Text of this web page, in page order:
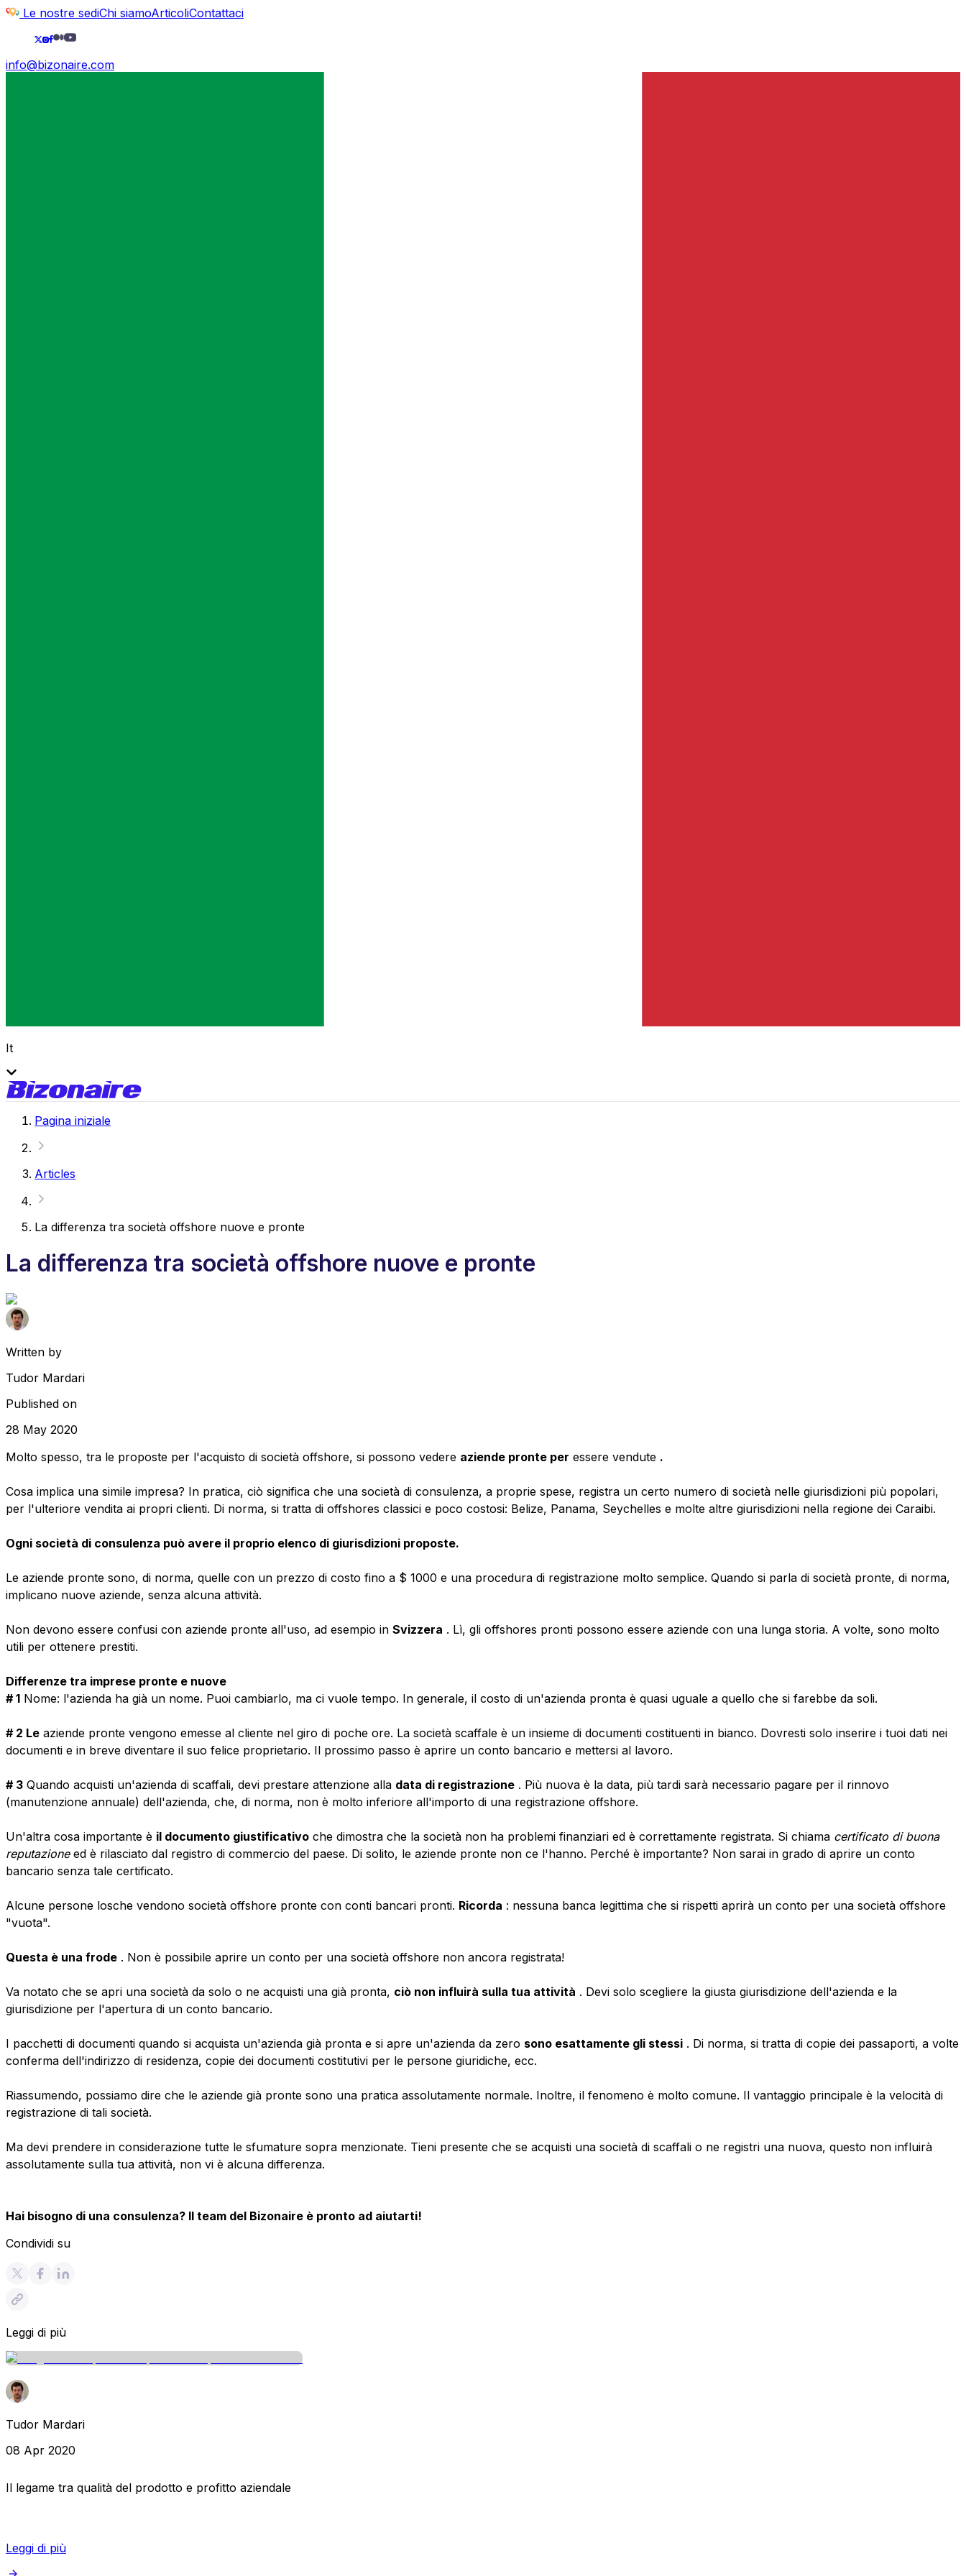
Le nostre sediChi siamoArticoliContattaci
info@bizonaire.com
It
Pagina iniziale
Articles
La differenza tra società offshore nuove e pronte
La differenza tra società offshore nuove e pronte
Written by
Tudor Mardari
Published on
28 May 2020
Molto spesso, tra le proposte per l'acquisto di società offshore, si possono vedere aziende pronte per essere vendute .
Cosa implica una simile impresa? In pratica, ciò significa che una società di consulenza, a proprie spese, registra un certo numero di società nelle giurisdizioni più popolari,
per l'ulteriore vendita ai propri clienti. Di norma, si tratta di offshores classici e poco costosi: Belize, Panama, Seychelles e molte altre giurisdizioni nella regione dei Caraibi.
Ogni società di consulenza può avere il proprio elenco di giurisdizioni proposte.
Le aziende pronte sono, di norma, quelle con un prezzo di costo fino a $ 1000 e una procedura di registrazione molto semplice. Quando si parla di società pronte, di norma,
implicano nuove aziende, senza alcuna attività.
Non devono essere confusi con aziende pronte all'uso, ad esempio in Svizzera . Lì, gli offshores pronti possono essere aziende con una lunga storia. A volte, sono molto
utili per ottenere prestiti.
Differenze tra imprese pronte e nuove
# 1 Nome: l'azienda ha già un nome. Puoi cambiarlo, ma ci vuole tempo. In generale, il costo di un'azienda pronta è quasi uguale a quello che si farebbe da soli.
# 2 Le aziende pronte vengono emesse al cliente nel giro di poche ore. La società scaffale è un insieme di documenti costituenti in bianco. Dovresti solo inserire i tuoi dati nei
documenti e in breve diventare il suo felice proprietario. Il prossimo passo è aprire un conto bancario e mettersi al lavoro.
# 3 Quando acquisti un'azienda di scaffali, devi prestare attenzione alla data di registrazione . Più nuova è la data, più tardi sarà necessario pagare per il rinnovo
(manutenzione annuale) dell'azienda, che, di norma, non è molto inferiore all'importo di una registrazione offshore.
Un'altra cosa importante è il documento giustificativo che dimostra che la società non ha problemi finanziari ed è correttamente registrata. Si chiama certificato di buona
reputazione ed è rilasciato dal registro di commercio del paese. Di solito, le aziende pronte non ce l'hanno. Perché è importante? Non sarai in grado di aprire un conto
bancario senza tale certificato.
Alcune persone losche vendono società offshore pronte con conti bancari pronti. Ricorda : nessuna banca legittima che si rispetti aprirà un conto per una società offshore
"vuota".
Questa è una frode . Non è possibile aprire un conto per una società offshore non ancora registrata!
Va notato che se apri una società da solo o ne acquisti una già pronta, ciò non influirà sulla tua attività . Devi solo scegliere la giusta giurisdizione dell'azienda e la
giurisdizione per l'apertura di un conto bancario.
I pacchetti di documenti quando si acquista un'azienda già pronta e si apre un'azienda da zero sono esattamente gli stessi . Di norma, si tratta di copie dei passaporti, a volte
conferma dell'indirizzo di residenza, copie dei documenti costitutivi per le persone giuridiche, ecc.
Riassumendo, possiamo dire che le aziende già pronte sono una pratica assolutamente normale. Inoltre, il fenomeno è molto comune. Il vantaggio principale è la velocità di
registrazione di tali società.
Ma devi prendere in considerazione tutte le sfumature sopra menzionate. Tieni presente che se acquisti una società di scaffali o ne registri una nuova, questo non influirà
assolutamente sulla tua attività, non vi è alcuna differenza.
Hai bisogno di una consulenza? Il team del Bizonaire è pronto ad aiutarti!
Condividi su
Leggi di più
Tudor Mardari
08 Apr 2020
Il legame tra qualità del prodotto e profitto aziendale
Leggi di più